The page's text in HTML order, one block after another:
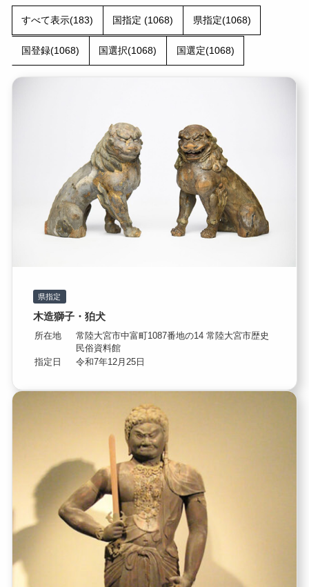
すべて表示(183) 国指定 (1068) 県指定(1068)
国登録(1068) 国選択(1068) 国選定(1068)
県指定
木造獅子・狛犬
所在地
常陸大宮市中富町1087番地の14 常陸大宮市歴史
民俗資料館
指定日
令和7年12月25日